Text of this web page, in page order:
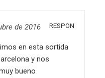
de 2016 RESPON
en esta sortida
y nos
bueno